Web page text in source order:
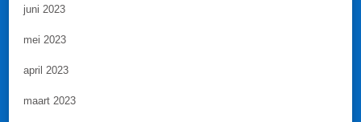
juni 2023
mei 2023
april 2023
maart 2023